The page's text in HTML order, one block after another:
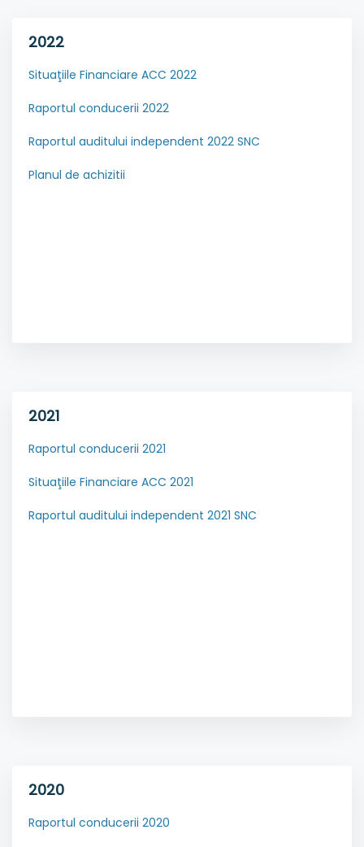
2022
Situaţiile Financiare ACC 2022
Raportul conducerii 2022
Raportul auditului independent 2022 SNC
Planul de achizitii
2021
Raportul conducerii 2021
Situaţiile Financiare ACC 2021
Raportul auditului independent 2021 SNC
2020
Raportul conducerii 2020